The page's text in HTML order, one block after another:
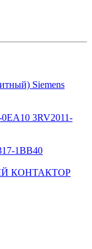
Siemens
0EA10 3RV2011-
1BB40
КОНТАКТОР